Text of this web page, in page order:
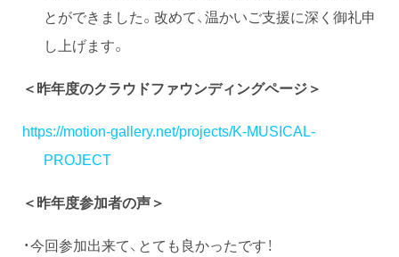
とができました。改めて、温かいご支援に深く御礼申
し上げます。
＜昨年度のクラウドファウンディングページ＞
https://motion-gallery.net/projects/K-MUSICAL-
PROJECT
＜昨年度参加者の声＞
・今回参加出来て、とても良かったです！